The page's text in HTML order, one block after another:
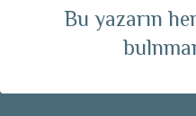
Bu yazarın